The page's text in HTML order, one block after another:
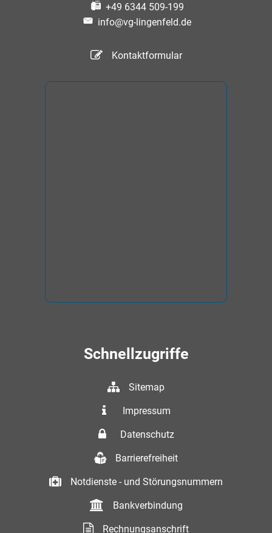
+49 6344 509-199
info@vg-lingenfeld.de
Kontaktformular
Schnellzugriffe
Sitemap
Impressum
Datenschutz
Barrierefreiheit
Notdienste - und Störungsnummern
Bankverbindung
Rechnungsanschrift